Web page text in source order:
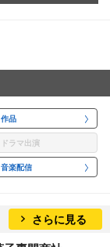
作品
ドラマ出演
音楽配信
さらに見る